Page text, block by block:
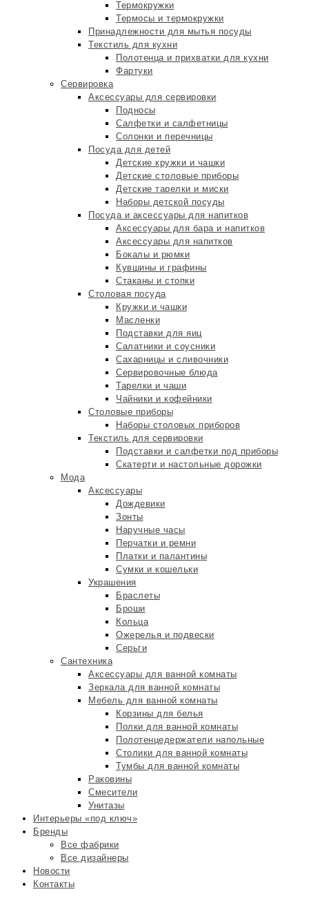
Термокружки
Термосы и термокружки
Принадлежности для мытья посуды
Текстиль для кухни
Полотенца и прихватки для кухни
Фартуки
Сервировка
Аксессуары для сервировки
Подносы
Салфетки и салфетницы
Солонки и перечницы
Посуда для детей
Детские кружки и чашки
Детские столовые приборы
Детские тарелки и миски
Наборы детской посуды
Посуда и аксессуары для напитков
Аксессуары для бара и напитков
Аксессуары для напитков
Бокалы и рюмки
Кувшины и графины
Стаканы и стопки
Столовая посуда
Кружки и чашки
Масленки
Подставки для яиц
Салатники и соусники
Сахарницы и сливочники
Сервировочные блюда
Тарелки и чаши
Чайники и кофейники
Столовые приборы
Наборы столовых приборов
Текстиль для сервировки
Подставки и салфетки под приборы
Скатерти и настольные дорожки
Мода
Аксессуары
Дождевики
Зонты
Наручные часы
Перчатки и ремни
Платки и палантины
Сумки и кошельки
Украшения
Браслеты
Броши
Кольца
Ожерелья и подвески
Серьги
Сантехника
Аксессуары для ванной комнаты
Зеркала для ванной комнаты
Мебель для ванной комнаты
Корзины для белья
Полки для ванной комнаты
Полотенцедержатели напольные
Столики для ванной комнаты
Тумбы для ванной комнаты
Раковины
Смесители
Унитазы
Интерьеры «под ключ»
Бренды
Все фабрики
Все дизайнеры
Новости
Контакты